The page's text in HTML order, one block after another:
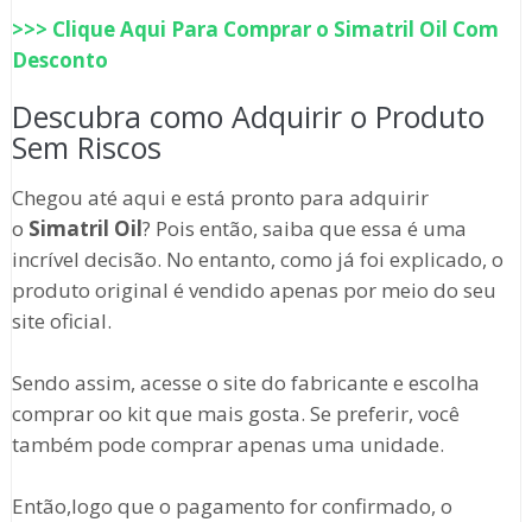
>>> Clique Aqui Para Comprar o Simatril Oil Com
Desconto
Descubra como Adquirir o Produto
Sem Riscos
Chegou até aqui e está pronto para adquirir
o Simatril Oil? Pois então, saiba que essa é uma
incrível decisão. No entanto, como já foi explicado, o
produto original é vendido apenas por meio do seu
site oficial.
Sendo assim, acesse o site do fabricante e escolha
comprar oo kit que mais gosta. Se preferir, você
também pode comprar apenas uma unidade.
Então,logo que o pagamento for confirmado, o